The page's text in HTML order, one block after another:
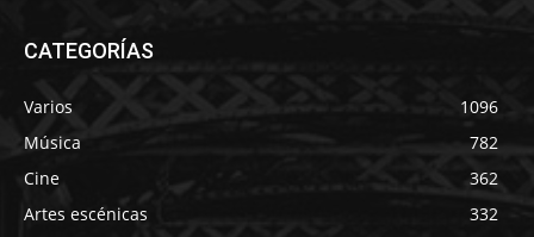
CATEGORÍAS
Varios
1096
Música
782
Cine
362
Artes escénicas
332